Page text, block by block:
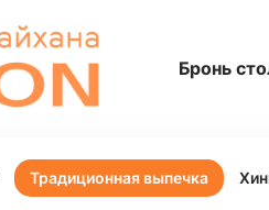
Бронь
Традиционная выпечка